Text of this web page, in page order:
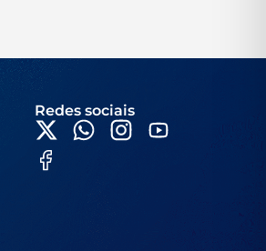
Redes sociais